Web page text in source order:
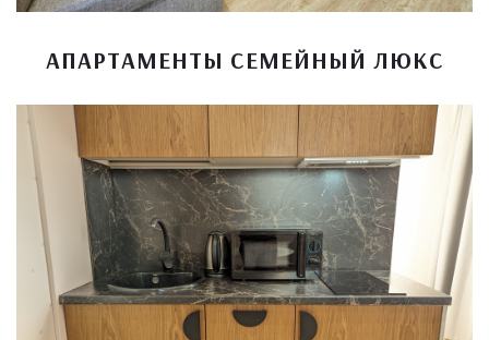
АПАРТАМЕНТЫ СЕМЕЙНЫЙ ЛЮКС